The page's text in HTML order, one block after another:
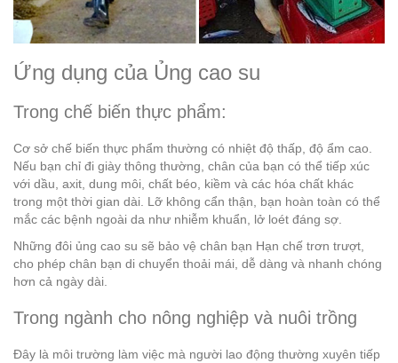
Ứng dụng của Ủng cao su
Trong chế biến thực phẩm:
Cơ sở chế biến thực phẩm thường có nhiệt độ thấp, độ ẩm cao.
Nếu bạn chỉ đi giày thông thường, chân của bạn có thể tiếp xúc
với dầu, axit, dung môi, chất béo, kiềm và các hóa chất khác
trong một thời gian dài. Lỡ không cẩn thận, bạn hoàn toàn có thể
mắc các bệnh ngoài da như nhiễm khuẩn, lở loét đáng sợ.
Những đôi ủng cao su sẽ bảo vệ chân bạn Hạn chế trơn trượt,
cho phép chân bạn di chuyển thoải mái, dễ dàng và nhanh chóng
hơn cả ngày dài.
Trong ngành cho nông nghiệp và nuôi trồng
Đây là môi trường làm việc mà người lao động thường xuyên tiếp